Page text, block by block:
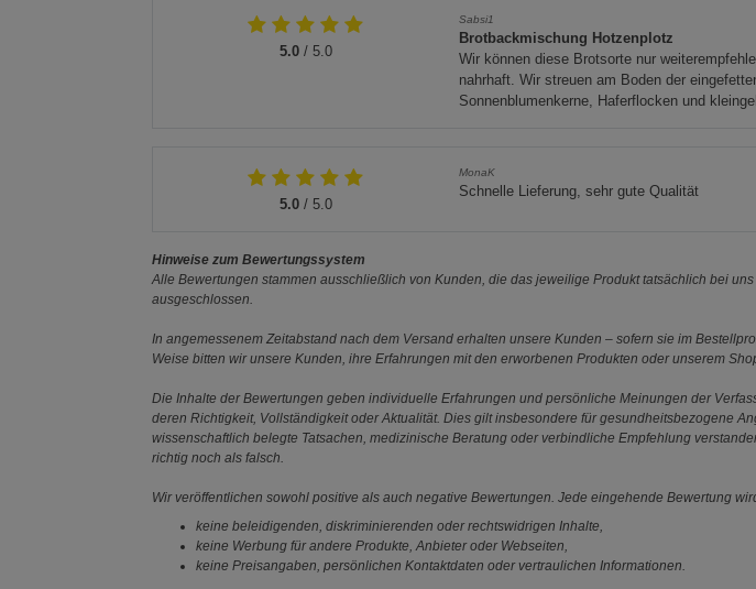
5.0/ 5.0
Sabsi1
Brotbackmischung Hotzenplotz
Wir können diese Brotsorte nur
nahrhaft. Wir streuen am Boden der
Sonnenblumenkerne, Haferflocken und
5.0/ 5.0
MonaK
Schnelle Lieferung, sehr gute Qualität
Hinweise zum Bewertungssystem
Alle Bewertungen stammen ausschließlich von Kunden, die das jeweilige Produkt tatsächlich bei
ausgeschlossen.
In angemessenem Zeitabstand nach dem Versand erhalten unsere Kunden – sofern sie im
Weise bitten wir unsere Kunden, ihre Erfahrungen mit den erworbenen Produkten oder unserem
Die Inhalte der Bewertungen geben individuelle Erfahrungen und persönliche Meinungen der
deren Richtigkeit, Vollständigkeit oder Aktualität. Dies gilt insbesondere für gesundheitsbezogene
wissenschaftlich belegte Tatsachen, medizinische Beratung oder verbindliche Empfehlung
richtig noch als falsch.
Wir veröffentlichen sowohl positive als auch negative Bewertungen. Jede eingehende Bewertung
keine beleidigenden, diskriminierenden oder rechtswidrigen Inhalte,
keine Werbung für andere Produkte, Anbieter oder Webseiten,
keine Preisangaben, persönlichen Kontaktdaten oder vertraulichen Informationen.